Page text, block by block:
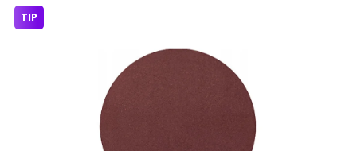
Dětská hřiště
TIP